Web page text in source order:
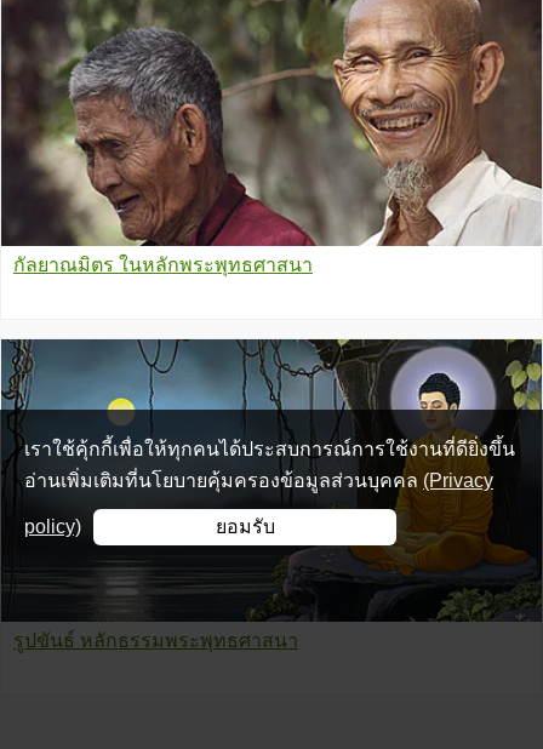
กัลยาณมิตร ในหลักพระพุทธศาสนา
รูปขันธ์ หลักธรรมพระพุทธศาสนา
เราใช้คุ้กกี้เพื่อให้ทุกคนได้ประสบการณ์การใช้งานที่ดียิ่งขึ้น
อ่านเพิ่มเติมที่นโยบายคุ้มครองข้อมูลส่วนบุคคล (Privacy
policy) ยอมรับ